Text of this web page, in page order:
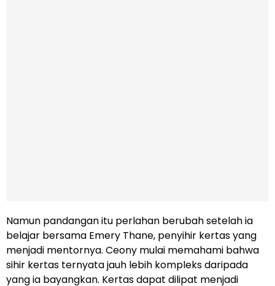
Namun pandangan itu perlahan berubah setelah ia
belajar bersama Emery Thane, penyihir kertas yang
menjadi mentornya. Ceony mulai memahami bahwa
sihir kertas ternyata jauh lebih kompleks daripada
yang ia bayangkan. Kertas dapat dilipat menjadi